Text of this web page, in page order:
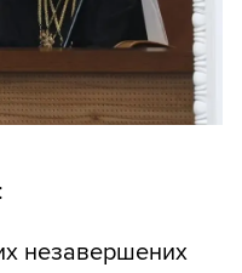
незавершених